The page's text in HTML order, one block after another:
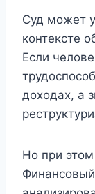
Суд может
контексте
Если
доходах, а
Но при